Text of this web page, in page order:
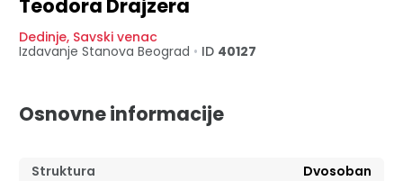
Teodora Drajzera
Dedinje, Savski venac
Izdavanje Stanova Beograd • ID 40127
Osnovne informacije
Struktura
Dvosoban